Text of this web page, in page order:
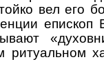
вел его
епископ